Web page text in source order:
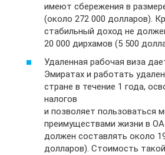
имеют сбережения в
(около 272 000 долларов).
стабильный доход не
20 000 дирхамов (5 500
Удаленная рабочая виза
Эмиратах и работать
стране в течение 1 года,
налогов
и позволяет пользоваться
преимуществами жизни в
должен составлять около
долларов). Стоимость